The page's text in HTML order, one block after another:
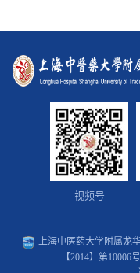
视频号
上海中医药大学附属龙
【2014】第10006